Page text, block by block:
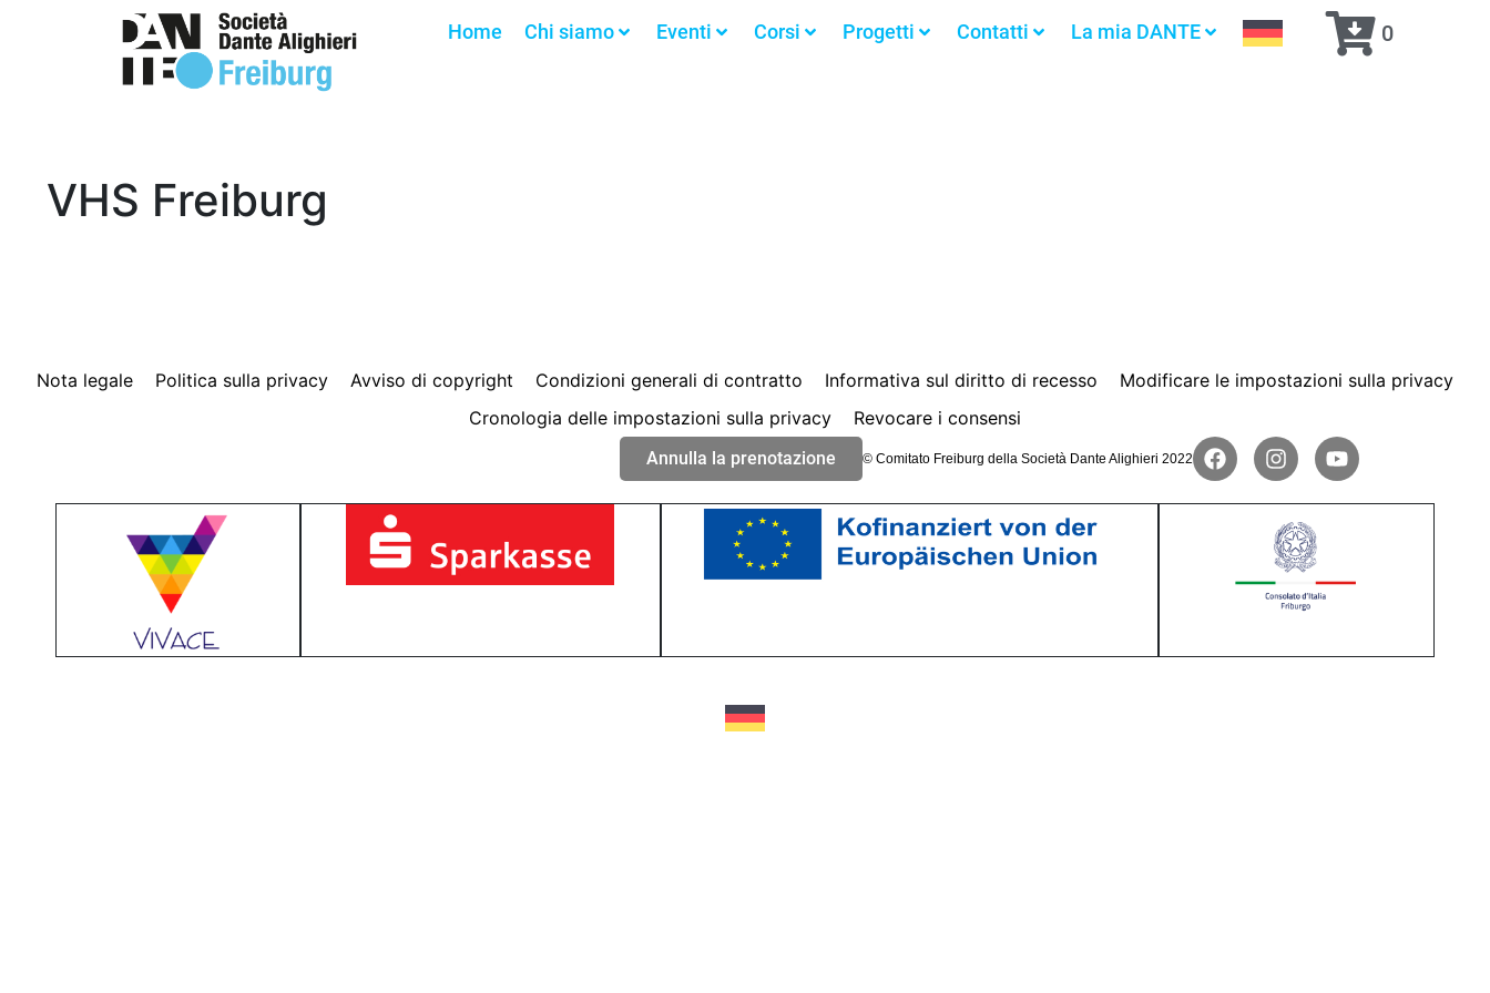
Home Chi siamo Eventi Corsi Progetti Contatti La mia DANTE 0
VHS Freiburg
Nota legale Politica sulla privacy Avviso di copyright Condizioni generali di contratto Informativa sul diritto di recesso
Modificare le impostazioni sulla privacy
Cronologia delle impostazioni sulla privacy
Revocare i consensi
© Comitato Freiburg della Società Dante Alighieri 2022
Annulla la prenotazione